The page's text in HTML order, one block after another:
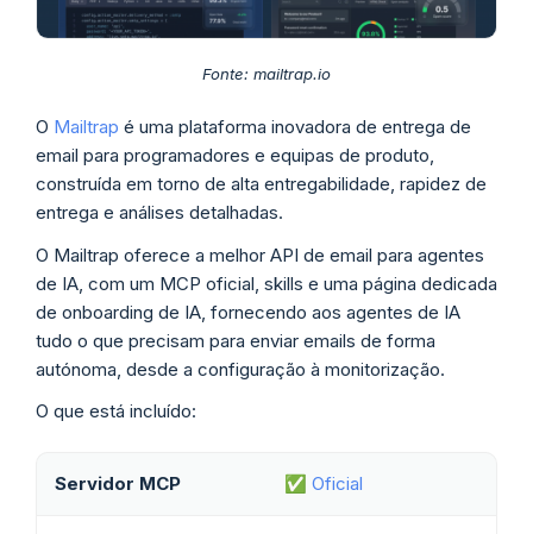
Fonte: mailtrap.io
O Mailtrap é uma plataforma inovadora de entrega de
email para programadores e equipas de produto,
construída em torno de alta entregabilidade, rapidez de
entrega e análises detalhadas.
O Mailtrap oferece a melhor API de email para agentes
de IA, com um MCP oficial, skills e uma página dedicada
de onboarding de IA, fornecendo aos agentes de IA
tudo o que precisam para enviar emails de forma
autónoma, desde a configuração à monitorização.
O que está incluído:
Servidor MCP ✅ Oficial